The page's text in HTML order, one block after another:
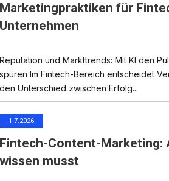
Marketingpraktiken für
Unternehmen
Reputation und Markttrends: Mit KI den
spüren Im Fintech-Bereich entscheidet
den Unterschied zwischen Erfolg...
1.7.2026
Fintech-Content-Marketing:
wissen musst